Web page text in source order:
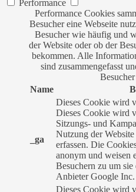
Performance
Performance Cookies
Besucher eine Webseite
Besucher wie häufig und
der Website oder ob der
bekommen. Alle
sind zusammengefasst
Name
_ga
Dieses Cookie wird
Dieses Cookie wird
Sitzungs- und
Nutzung der
erfassen. Die
anonym und weisen
Besuchern zu um
Anbieter Google Inc.
Dieses Cookie wird